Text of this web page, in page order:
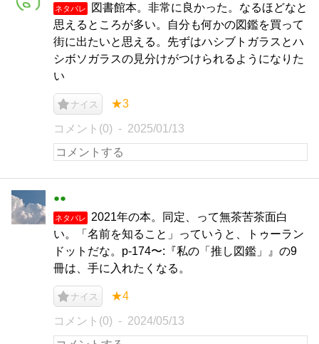
ネタバレ
図書館本。非常に良かった。なるほどなと
思えるところが多い。自分も何かの図鑑を買って
街に出たいと思える。先ずはハシブトガラスとハ
シボソガラスの見分けがつけられるようになりた
い
ナイス ★3
コメント(0) 2025/01/13
●●
ネタバレ
2021年の本。同定、って無茶苦茶面白
い。「名前を知ること」っていうと、トゥーラン
ドットだな。p-174〜:『私の「推し図鑑」』の9
冊は、手に入れたくなる。
ナイス ★4
コメント(0) 2024/05/13